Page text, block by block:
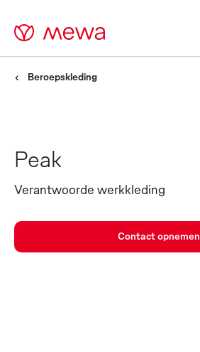
Beroepskleding
Peak
Verantwoorde werkkleding
Contact opnemen